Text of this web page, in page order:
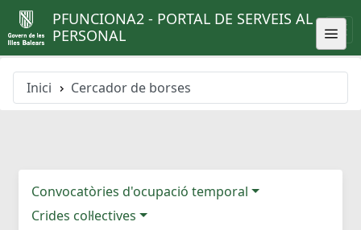
PFUNCIONA2 - PORTAL DE SERVEIS AL
PERSONAL
Inici Cercador de borses
Convocatòries d'ocupació temporal
Crides col·lectives